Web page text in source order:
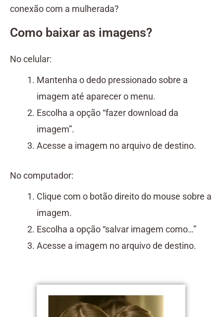
conexão com a mulherada?
Como baixar as imagens?
No celular:
Mantenha o dedo pressionado sobre a
imagem até aparecer o menu.
Escolha a opção “fazer download da
imagem”.
Acesse a imagem no arquivo de destino.
No computador:
Clique com o botão direito do mouse sobre a
imagem.
Escolha a opção “salvar imagem como…”
Acesse a imagem no arquivo de destino.